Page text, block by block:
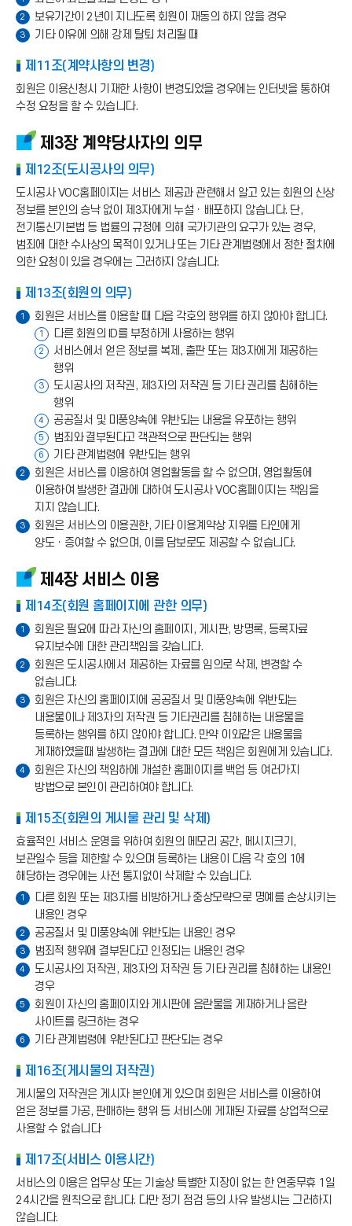
2 보유기간이 2년이 지나도록 회원이 재동의 하지 않을 경우
3 기타 이유에 의해 강제 탈퇴 처리될 때
제11조(계약사항의 변경)
회원은 이용신청시 기재한 사항이 변경되었을 경우에는 인터넷을 통하여
수정 요청을 할 수 있습니다.
제3장 계약당사자의 의무
제12조(도시공사의 의무)
도시공사 VOC홈페이지는 서비스 제공과 관련해서 알고 있는 회원의 신상
정보를 본인의 승낙 없이 제3자에게 누설ㆍ배포하지 않습니다. 단,
전기통신기본법 등 법률의 규정에 의해 국가기관의 요구가 있는 경우,
범죄에 대한 수사상의 목적이 있거나 또는 기타 관계법령에서 정한 절차에
의한 요청이 있을 경우에는 그러하지 않습니다.
제13조(회원의 의무)
1 회원은 서비스를 이용할 때 다음 각호의 행위를 하지 않아야 합니다.
1 다른 회원의 ID를 부정하게 사용하는 행위
2
서비스에서 얻은 정보를 복제, 출판 또는 제3자에게 제공하는
행위
3
도시공사의 저작권, 제3자의 저작권 등 기타 권리를 침해하는
행위
4 공공질서 및 미풍양속에 위반되는 내용을 유포하는 행위
5 범죄와 결부된다고 객관적으로 판단되는 행위
6 기타 관계법령에 위반되는 행위
2
회원은 서비스를 이용하여 영업활동을 할 수 없으며, 영업활동에
이용하여 발생한 결과에 대하여 도시공사 VOC홈페이지는 책임을
지지 않습니다.
3
회원은 서비스의 이용권한, 기타 이용계약상 지위를 타인에게
양도ㆍ증여할 수 없으며, 이를 담보로도 제공할 수 없습니다.
제4장 서비스 이용
제14조(회원 홈페이지에 관한 의무)
1
회원은 필요에 따라 자신의 홈페이지, 게시판, 방명록, 등록자료
유지보수에 대한 관리책임을 갖습니다.
2
회원은 도시공사에서 제공하는 자료를 임의로 삭제, 변경할 수
없습니다.
3
회원은 자신의 홈페이지에 공공질서 및 미풍양속에 위반되는
내용물이나 제3자의 저작권 등 기타권리를 침해하는 내용물을
등록하는 행위를 하지 않아야 합니다. 만약 이와같은 내용물을
게재하였을때 발생하는 결과에 대한 모든 책임은 회원에게 있습니다.
4
회원은 자신의 책임하에 개설한 홈페이지를 백업 등 여러가지
방법으로 본인이 관리하여야 합니다.
제15조(회원의 게시물 관리 및 삭제)
효율적인 서비스 운영을 위하여 회원의 메모리 공간, 메시지크기,
보관일수 등을 제한할 수 있으며 등록하는 내용이 다음 각 호의 1에
해당하는 경우에는 사전 통지없이 삭제할 수 있습니다.
1
다른 회원 또는 제3자를 비방하거나 중상모략으로 명예를 손상시키는
내용인 경우
2 공공질서 및 미풍양속에 위반되는 내용인 경우
3 범죄적 행위에 결부된다고 인정되는 내용인 경우
4
도시공사의 저작권, 제3자의 저작권 등 기타 권리를 침해하는 내용인
경우
5
회원이 자신의 홈페이지와 게시판에 음란물을 게재하거나 음란
사이트를 링크하는 경우
6 기타 관계법령에 위반된다고 판단되는 경우
제16조(게시물의 저작권)
게시물의 저작권은 게시자 본인에게 있으며 회원은 서비스를 이용하여
얻은 정보를 가공, 판매하는 행위 등 서비스에 게재된 자료를 상업적으로
사용할 수 없습니다
제17조(서비스 이용시간)
서비스의 이용은 업무상 또는 기술상 특별한 지장이 없는 한 연중무휴 1일
24시간을 원칙으로 합니다. 다만 정기 점검 등의 사유 발생시는 그러하지
않습니다.